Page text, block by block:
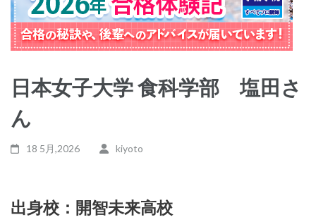
プ
(Enter
す)日本女子大学 食科学部 塩田さ
ん
18 5月,2026 kiyoto
出身校：開智未来高校